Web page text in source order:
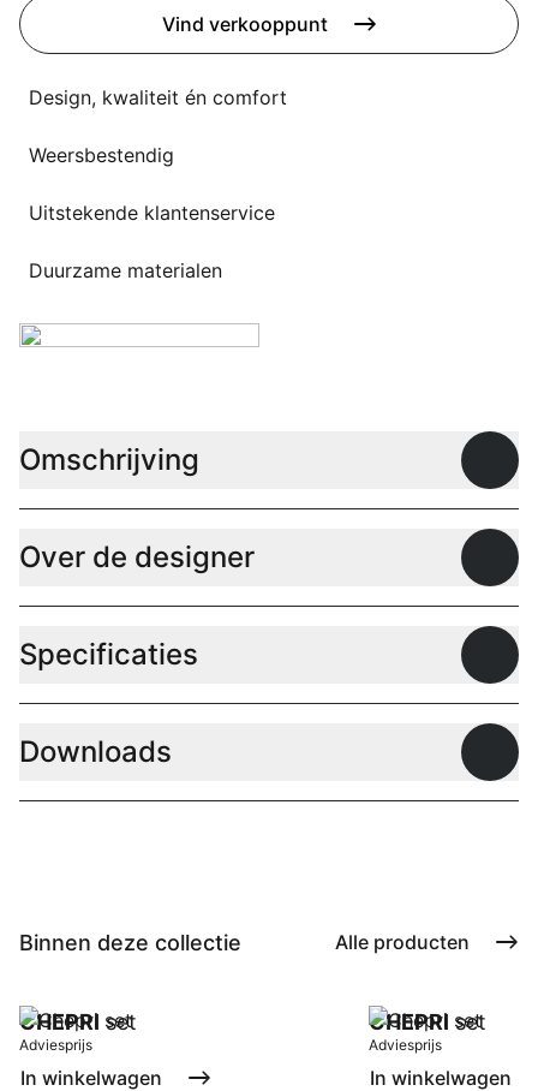
Flagship stores
Contact
Werken bij
Vind verkooppunt
Design, kwaliteit én comfort
Weersbestendig
Uitstekende klantenservice
Duurzame materialen
Omschrijving
Over de designer
Specificaties
Downloads
Binnen deze collectie Alle producten
CHEPRI set
Adviesprijs
In winkelwagen
CHEPRI set
Adviesprijs
In winkelwagen